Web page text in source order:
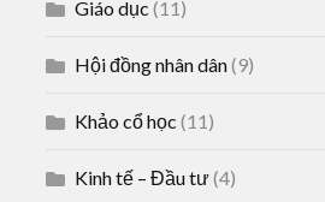
Giáo dục (11)
Hội đồng nhân dân(9)
Khảo cổ học (11)
Kinh tế – Đầu tư(4)